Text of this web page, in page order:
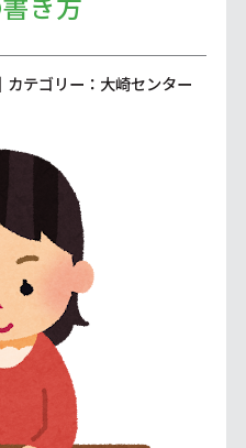
テゴリー：大崎センター